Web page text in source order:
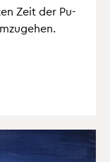
Zeit der Pu­